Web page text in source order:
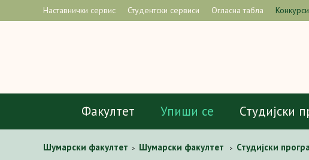
Наставнички сервис Студентски сервиси Огласна табла
Факултет Упиши се Студијски
Шумaрски факултет > Шумарски факултет > Студијски